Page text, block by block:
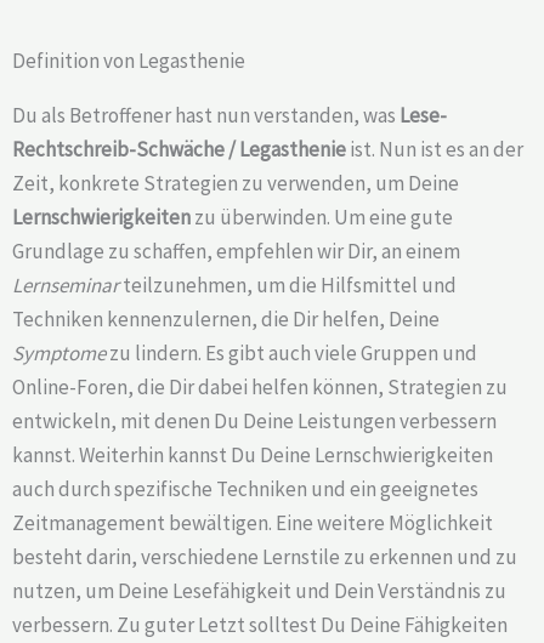
Definition von Legasthenie
Du als Betroffener hast nun verstanden, was Lese-
Rechtschreib-Schwäche /Legasthenieist. Nun ist es an der
Zeit, konkrete Strategien zu verwenden, um Deine
Lernschwierigkeitenzu überwinden. Um eine gute
Grundlage zu schaffen, empfehlen wir Dir, an einem
Lernseminarteilzunehmen, um die Hilfsmittel und
Techniken kennenzulernen, die Dir helfen, Deine
Symptomezu lindern. Es gibt auch viele Gruppen und
Online-Foren, die Dir dabei helfen können, Strategien zu
entwickeln, mit denen Du Deine Leistungen verbessern
kannst. Weiterhin kannst Du Deine Lernschwierigkeiten
auch durch spezifische Techniken und ein geeignetes
Zeitmanagement bewältigen. Eine weitere Möglichkeit
besteht darin, verschiedene Lernstile zu erkennen und zu
nutzen, um Deine Lesefähigkeit und Dein Verständnis zu
verbessern. Zu guter Letzt solltest Du Deine Fähigkeiten